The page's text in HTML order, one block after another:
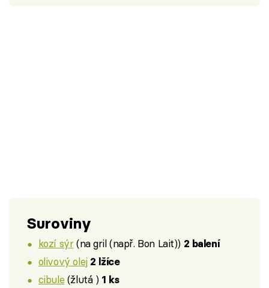
Suroviny
kozí sýr(na gril (např. Bon Lait)) 2 balení
olivový olej 2 lžíce
cibule (žlutá ) 1 ks